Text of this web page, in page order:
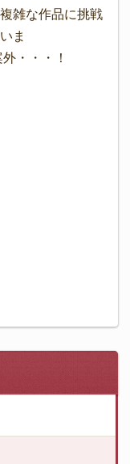
雑な作品に挑戦
ま
・・・！